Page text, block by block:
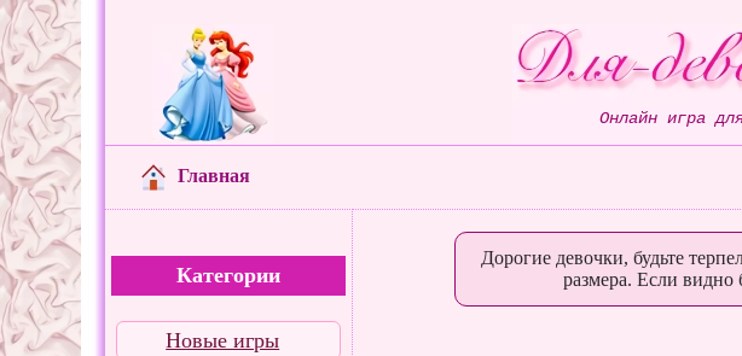
Онлайн игра
Главная
Категории
Новые игры
Дорогие девочки, будьте
размера. Если видно